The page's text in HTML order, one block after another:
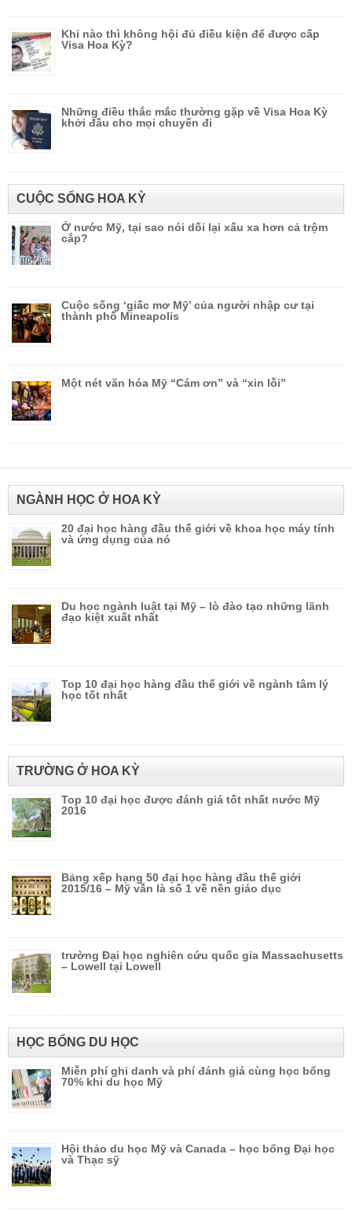
Khi nào thì không hội đủ điều kiện để được cấp
Visa Hoa Kỳ?
Những điều thắc mắc thường gặp về Visa Hoa Kỳ
khởi đầu cho mọi chuyến đi
CUỘC SỐNG HOA KỲ
Ở nước Mỹ, tại sao nói dối lại xấu xa hơn cả trộm
cắp?
Cuộc sống ‘giấc mơ Mỹ’ của người nhập cư tại
thành phố Mineapolis
Một nét văn hóa Mỹ “Cám ơn” và “xin lỗi”
NGÀNH HỌC Ở HOA KỲ
20 đại học hàng đầu thế giới về khoa học máy tính
và ứng dụng của nó
Du học ngành luật tại Mỹ – lò đào tạo những lãnh
đạo kiệt xuất nhất
Top 10 đại học hàng đầu thế giới về ngành tâm lý
học tốt nhất
TRƯỜNG Ở HOA KỲ
Top 10 đại học được đánh giá tốt nhất nước Mỹ
2016
Bảng xếp hạng 50 đại học hàng đầu thế giới
2015/16 – Mỹ vẫn là số 1 về nền giáo dục
trường Đại học nghiên cứu quốc gia Massachusetts
– Lowell tại Lowell
HỌC BỔNG DU HỌC
Miễn phí ghi danh và phí đánh giá cùng học bổng
70% khi du học Mỹ
Hội thảo du học Mỹ và Canada – học bổng Đại học
và Thạc sỹ